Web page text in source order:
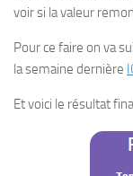
voir si la valeur
Pour ce faire on va
la semaine dernière
Et voici le résultat